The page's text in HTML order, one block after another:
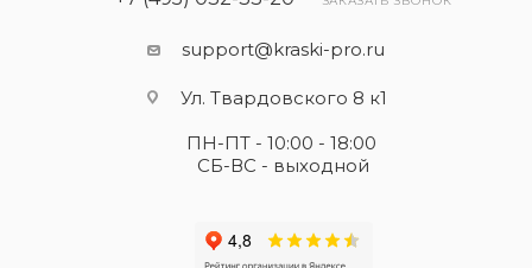
support@kraski-pro.ru
Ул. Твардовского 8 к1
ПН-ПТ - 10:00 - 18:00
СБ-ВС - выходной